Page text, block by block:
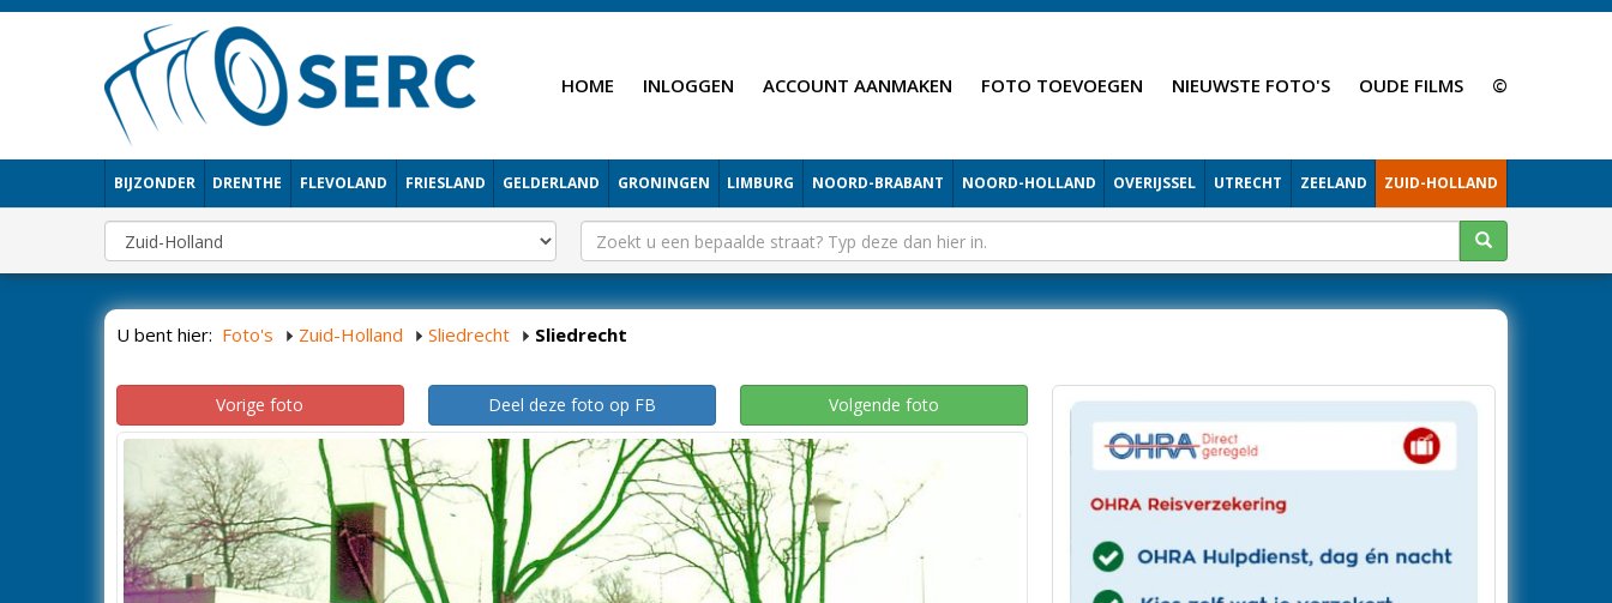
HOME INLOGGEN ACCOUNT AANMAKEN FOTO TOEVOEGEN NIEUWSTE FOTO'S OUDE FILMS ©
BIJZONDER DRENTHE FLEVOLAND FRIESLAND GELDERLAND GRONINGEN LIMBURG NOORD-BRABANT NOORD-HOLLAND OVERIJSSEL UTRECHT ZEELAND ZUID-HOLLAND
U bent hier: Foto's Zuid-Holland Sliedrecht Sliedrecht
Vorige foto Deel deze foto op FB Volgende foto